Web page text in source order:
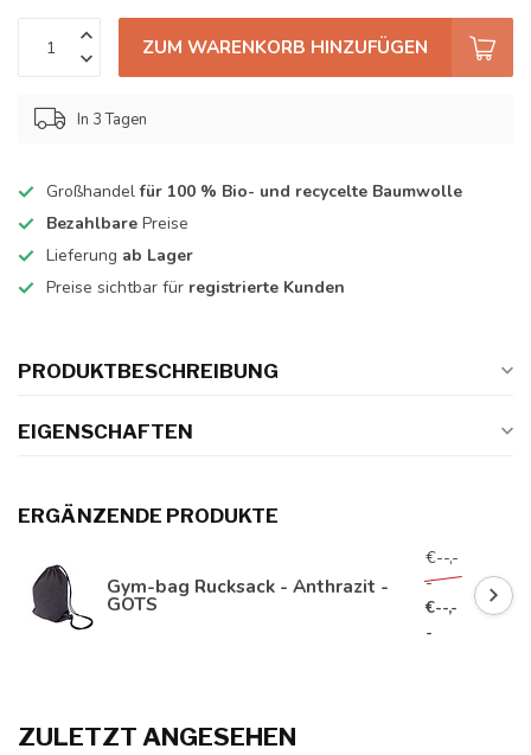
ZUM WARENKORB HINZUFÜGEN
In 3 Tagen
Großhandelfür 100 % Bio- und recycelte Baumwolle
Bezahlbare Preise
Lieferung ab Lager
Preise sichtbar für registrierte Kunden
PRODUKTBESCHREIBUNG
EIGENSCHAFTEN
ERGÄNZENDE PRODUKTE
Gym-bag Rucksack - Anthrazit -
GOTS
€--,-
-
€--,-
-
ZULETZT ANGESEHEN